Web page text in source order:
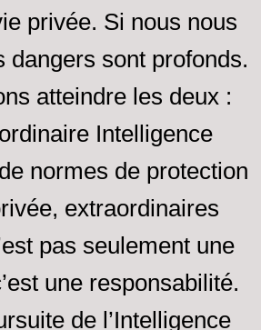
privée. Si nous nous
dangers sont profonds.
atteindre les deux :
Intelligence
normes de protection
extraordinaires
pas seulement une
une responsabilité.
de l’Intelligence